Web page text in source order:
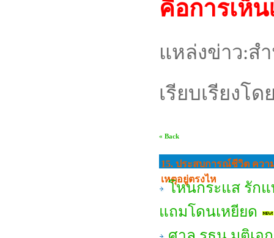
คือการเห็
แหล่งข่าว:ส
เรียบเรียงโด
« Back
15. ประสบการณ์ชีวิต ควา
เหตุอยู่ตรงไห
โหนกระแส รัก
แถมโดนเหยียด